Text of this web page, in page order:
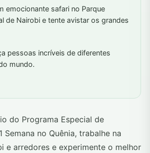
emocionante safari no Parque
de Nairobi e tente avistar os grandes
pessoas incríveis de diferentes
mundo.
do Programa Especial de
Semana no Quênia, trabalhe na
e arredores e experimente o melhor